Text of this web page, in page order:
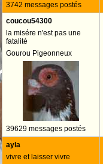
3742 messages postés
coucou54300
la misére n'est pas une
fatalité
Gourou Pigeonneux
39629 messages postés
ayla
vivre et laisser vivre